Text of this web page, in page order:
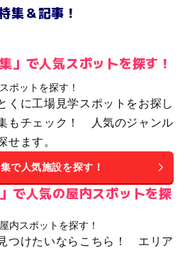
集＆記事！
」で人気スポットを探す！
くに工場見学スポットをお探し
もチェック！ 人気のジャンル
せます。
で人気施設を探す！
で人気の屋内スポットを探
つけたいならこちら！ エリア